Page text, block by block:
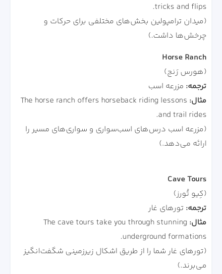
tricks and flips.
(میدان ترامپولین بخش‌های مختلفی برای حرکات و
چرخش‌ها داشت.)
Horse Ranch
(هورس رَنج)
ترجمه: مزرعه اسب
مثال: The horse ranch offers horseback riding lessons
and trail rides.
(مزرعه اسب درس‌های اسب‌سواری و سواری‌های مسیر را
ارائه می‌دهد.)
Cave Tours
(کِیو تُورز)
ترجمه: تورهای غار
مثال: The cave tours take you through stunning
underground formations.
(تورهای غار شما را از طریق اشکال زیرزمینی شگفت‌انگیز
می‌برند.)